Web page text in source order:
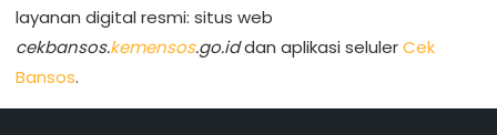
layanan digital resmi: situs web
cekbansos.kemensos.go.iddan aplikasi selulerCek
Bansos.